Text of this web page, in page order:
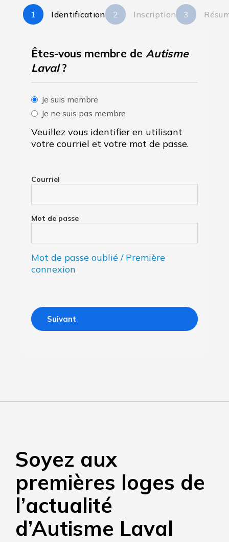
Identification Inscription
Êtes-vous membre de Autisme
Laval?
Je suis membre
Je ne suis pas membre
Veuillez vous identifier en utilisant
votre courriel et votre mot de passe.
Courriel
Mot de passe
Mot de passe oublié / Première
connexion
Soyez aux
premières loges de
l’actualité
d’Autisme Laval